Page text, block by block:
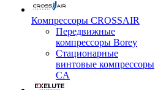
Компрессоры CROSSAIR
Передвижные
компрессоры Borey
Стационарные
винтовые компрессоры
CA